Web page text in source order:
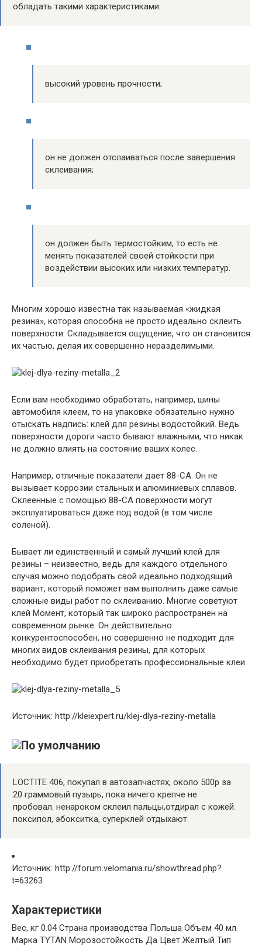
обладать такими характеристиками:
высокий уровень прочности;
он не должен отслаиваться после завершения
склеивания;
он должен быть термостойким, то есть не
менять показателей своей стойкости при
воздействии высоких или низких температур.
Многим хорошо известна так называемая «жидкая
резина», которая способна не просто идеально склеить
поверхности. Складывается ощущение, что он становится
их частью, делая их совершенно неразделимыми.
Если вам необходимо обработать, например, шины
автомобиля клеем, то на упаковке обязательно нужно
отыскать надпись: клей для резины водостойкий. Ведь
поверхности дороги часто бывают влажными, что никак
не должно влиять на состояние ваших колес.
Например, отличные показатели дает 88-СА. Он не
вызывает коррозии стальных и алюминиевых сплавов.
Склеенные с помощью 88-СА поверхности могут
эксплуатироваться даже под водой (в том числе
соленой).
Бывает ли единственный и самый лучший клей для
резины – неизвестно, ведь для каждого отдельного
случая можно подобрать свой идеально подходящий
вариант, который поможет вам выполнить даже самые
сложные виды работ по склеиванию. Многие советуют
клей Момент, который так широко распространен на
современном рынке. Он действительно
конкурентоспособен, но совершенно не подходит для
многих видов склеивания резины, для которых
необходимо будет приобретать профессиональные клеи.
Источник: http://kleiexpert.ru/klej-dlya-reziny-metalla
LOCTITE 406, покупал в автозапчастях, около 500р за
20 граммовый пузырь, пока ничего крепче не
пробовал. ненароком склеил пальцы,отдирал с кожей.
поксипол, эбокситка, суперклей отдыхают.
Источник: http://forum.velomania.ru/showthread.php?
t=63263
Характеристики
Вес, кг 0.04 Страна производства Польша Объем 40 мл.
Марка TYTAN Морозостойкость Да Цвет Желтый Тип